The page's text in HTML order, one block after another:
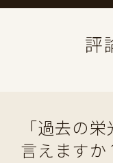
評
「過去の
言えますか